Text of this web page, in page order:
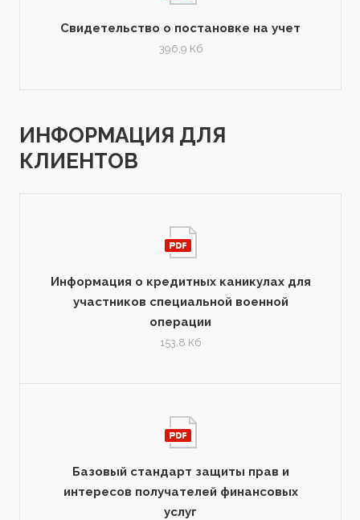
Свидетельство о постановке на учет
396,9 Кб
ИНФОРМАЦИЯ ДЛЯ
КЛИЕНТОВ
Информация о кредитных каникулах для
участников специальной военной
операции
153,8 Кб
Базовый стандарт защиты прав и
интересов получателей финансовых
услуг